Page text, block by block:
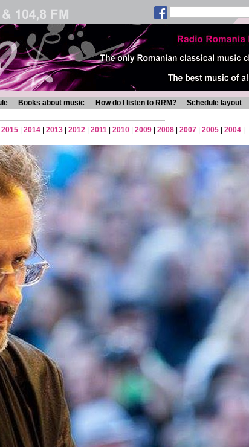
Books about music How do I listen to RRM? Schedule layout
2015 2014 2013 2012 2011 2010 2009 2008 2007 2005 2004